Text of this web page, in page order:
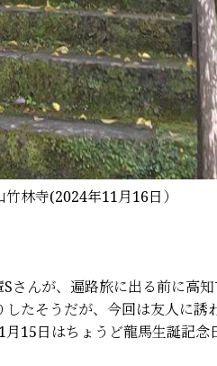
林寺(2024年11月16日）
さんが、遍路旅に出る前に高
たそうだが、今回は友人に誘
15日はちょうど龍馬生誕記